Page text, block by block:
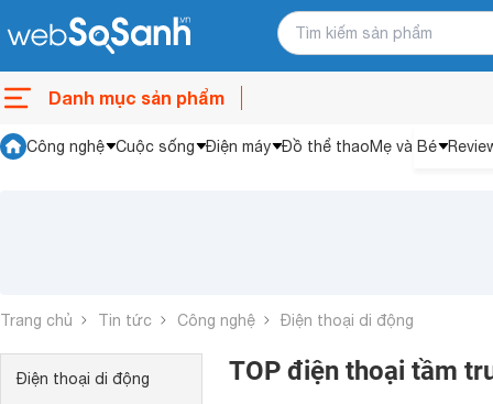
Danh mục sản phẩm
Công nghệ Cuộc sống Điện máy Đồ thể thaoMẹ và Bé
Trang chủ Tin tức Công nghệ Điện thoại di động
Điện thoại di động TOP điện thoại tầm